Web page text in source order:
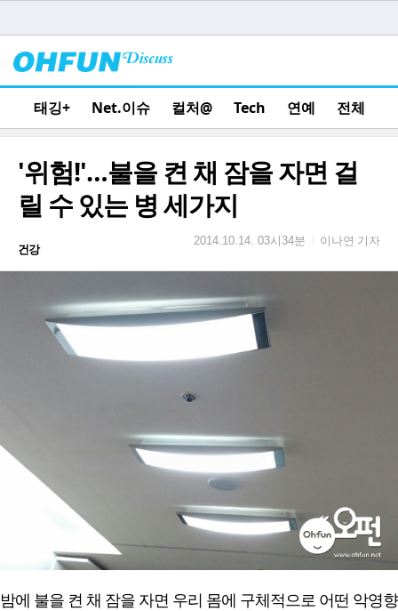
태깅+ Net.이슈 컬처@ Tech 연예 전체
'위험!'…불을 켠 채 잠을 자면 걸
릴 수 있는 병 세가지
건강
2014.10.14. 03시34분 이나연 기자
밤에 불을 켠 채 잠을 자면 우리 몸에 구체적으로 어떤 악영향